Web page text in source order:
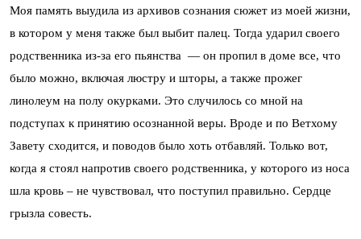
Моя память выудила из архивов сознания сюжет из моей жизни,
в котором у меня также был выбит палец. Тогда ударил своего
родственника из-за его пьянства — он пропил в доме все, что
было можно, включая люстру и шторы, а также прожег
линолеум на полу окурками. Это случилось со мной на
подступах к принятию осознанной веры. Вроде и по Ветхому
Завету сходится, и поводов было хоть отбавляй. Только вот,
когда я стоял напротив своего родственника, у которого из носа
шла кровь – не чувствовал, что поступил правильно. Сердце
грызла совесть.